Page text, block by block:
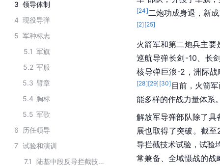
3 领导体制
4 现役导弹
5 军种标志
5.1 军旗
5.2 军服
5.3 臂章
5.4 胸标
5.5 军歌
6
历任领导
7 试验和演训
7.1
陆基中段反导拦截技术试验
[24] 二炮功成身退，新
[2] [25]
火箭军和第二炮兵主要
巡航导弹长剑-10 、长
核导弹巨浪-2，洲际
[28][29] [30] 目前，火箭
能多样的作战力量体系
解放军导弹部队除了
展也取得了突破。截
导拦截技术试验，试验
常兼备、全域慑战的战